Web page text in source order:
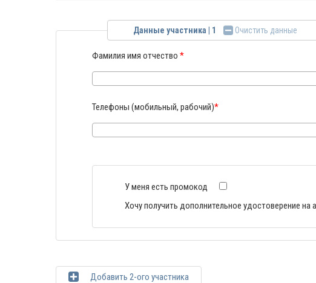
Данные участника | 1 Очистить данные
Фамилия имя отчество *
Телефоны (мобильный, рабочий)*
У меня есть промокод
Хочу получить дополнительное удостоверение
Добавить 2-ого участника